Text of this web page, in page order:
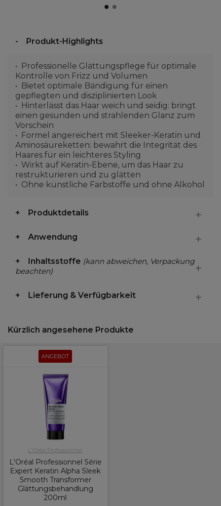
Produkt-Highlights
Professionelle Glättungspflege für optimale
Kontrolle von Frizz und Volumen
Bietet optimale Bändigung für einen
gepflegten und disziplinierten Look
Hinterlässt das Haar weich und seidig: bringt
einen gesunden und strahlenden Glanz zum
Vorschein
Formel angereichert mit Sleeker-Keratin und
Aminosäureketten: bewahrt die Integrität des
Haares für ein leichteres Styling
Wirkt auf Keratin-Ebene, um das Haar zu
restrukturieren und zu glätten
Ohne künstliche Farbstoffe und ohne Alkohol
Produktdetails
Anwendung
Inhaltsstoffe (kann abweichen, Verpackung
beachten)
Lieferung & Verfügbarkeit
Kürzlich angesehene Produkte
ANGEBOT
L'Oréal Professionnel
L'Oréal Professionnel Série
Expert Keratin Alpha Sleek
Smooth Transformer
Glättungsbehandlung
200ml